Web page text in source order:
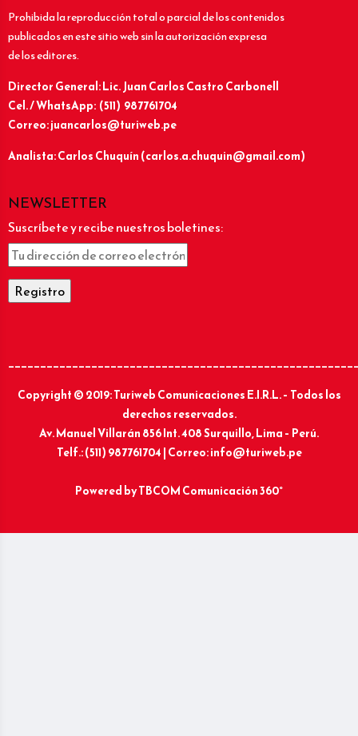
Prohibida la reproducción total o parcial de los contenidos
publicados en este sitio web sin la autorización expresa
de los editores.
Director General: Lic.Juan Carlos Castro Carbonell
Cel. / WhatsApp: (511) 987761704
Correo: juancarlos@turiweb.pe
Analista: Carlos Chuquín (carlos.a.chuquin@gmail.com)
NEWSLETTER
Suscríbete y recibe nuestros boletines:
Copyright © 2019: Turiweb Comunicaciones E.I.R.L. – Todos los
derechos reservados.
Av. Manuel Villarán 856 Int. 408 Surquillo, Lima – Perú.
Telf.: (511) 987761704 | Correo: info@turiweb.pe
Powered byTBCOM Comunicación 360°